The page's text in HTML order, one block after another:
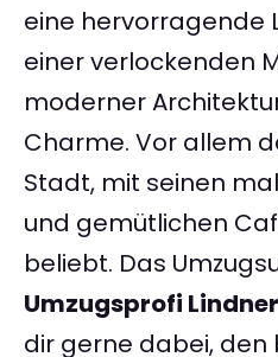
eine hervorragende
einer verlockenden
moderner
Charme. Vor allem
Stadt, mit seinen
und gemütlichen
beliebt. Das
Umzugsprofi
dir gerne dabei,